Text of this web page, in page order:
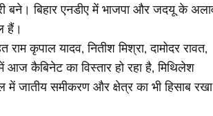
बने। बिहार एनडीए में भाजपा और जदयू के
हैं।
कृपाल यादव, नितीश मिश्रा, दामोदर रावत,
कैबिनेट का विस्तार हो रहा है, मिथिलेश
जातीय समीकरण और क्षेत्र का भी हिसाब रखा